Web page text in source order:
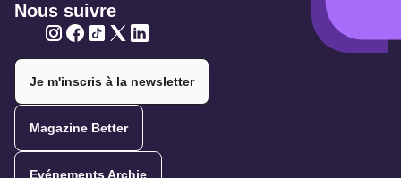
Nous suivre
Je m'inscris à la newsletter
Magazine Better
Evénements Archie